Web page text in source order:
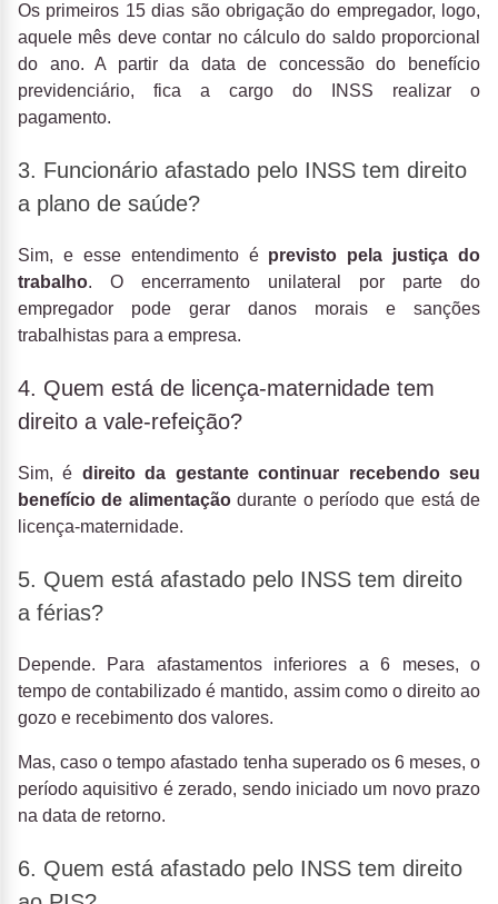
Os primeiros 15 dias são obrigação do empregador, logo,
aquele mês deve contar no cálculo do saldo proporcional
do ano. A partir da data de concessão do benefício
previdenciário, fica a cargo do INSS realizar o
pagamento.
3. Funcionário afastado pelo INSS tem direito
a plano de saúde?
Sim, e esse entendimento é previsto pela justiça do
trabalho. O encerramento unilateral por parte do
empregador pode gerar danos morais e sanções
trabalhistas para a empresa.
4. Quem está de licença-maternidade tem
direito a vale-refeição?
Sim, é direito da gestante continuar recebendo seu
benefício de alimentaçãodurante o período que está de
licença-maternidade.
5. Quem está afastado pelo INSS tem direito
a férias?
Depende. Para afastamentos inferiores a 6 meses, o
tempo de contabilizado é mantido, assim como o direito ao
gozo e recebimento dos valores.
Mas, caso o tempo afastado tenha superado os 6 meses, o
período aquisitivo é zerado, sendo iniciado um novo prazo
na data de retorno.
6. Quem está afastado pelo INSS tem direito